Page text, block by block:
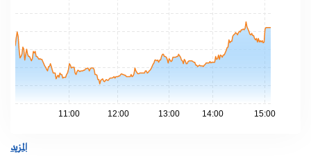
11:00 12:00 13:00 14:00 15:00
المزيد